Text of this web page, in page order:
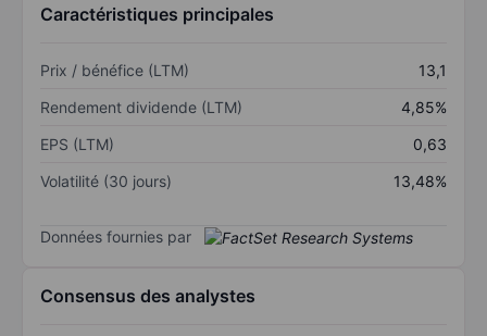
Caractéristiques principales
Prix / bénéfice (LTM)
13,1
Rendement dividende (LTM)
4,85%
EPS (LTM)
0,63
Volatilité (30 jours)
13,48%
Données fournies par
Consensus des analystes